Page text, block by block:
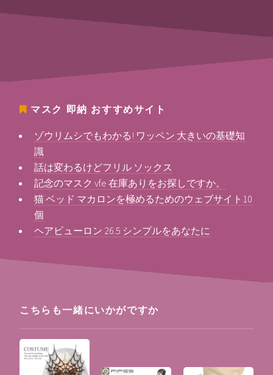
マスク 即納 おすすめサイト
ゾウリムシでもわかる! ワッペン 大きいの基礎知
識
話は変わるけどフリル ソックス
記念のマスク vfe 在庫ありをお探しですか。
猫 ベッド マカロンを極めるためのウェブサイト10
個
ヘアビューロン 26.5 シンプルをあなたに
こちらも一緒にいかがですか